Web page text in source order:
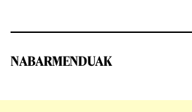
NABARMENDUAK